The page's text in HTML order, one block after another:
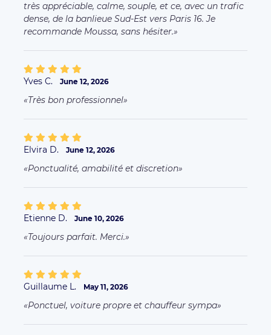
très appréciable, calme, souple, et ce, avec un trafic
dense, de la banlieue Sud-Est vers Paris 16. Je
recommande Moussa, sans hésiter.
Yves C. June 12, 2026
Très bon professionnel
Elvira D. June 12, 2026
Ponctualité, amabilité et discretion
Etienne D. June 10, 2026
Toujours parfait. Merci.
Guillaume L. May 11, 2026
Ponctuel, voiture propre et chauffeur sympa